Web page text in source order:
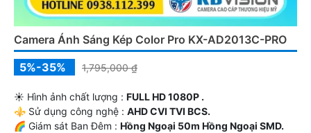
Camera Ánh Sáng Kép Color Pro KX-AD2013C-PRO
5%-35%
1,795,000 ₫
☀️ Hình ảnh chất lượng : FULL HD 1080P .
⚜️ Sử dụng công nghệ : AHD CVI TVI BCS.
🌈 Giám sát Ban Đêm : Hồng Ngoại 50m Hồng Ngoại SMD.